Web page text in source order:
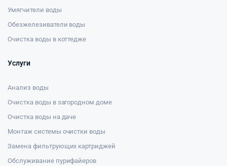
Умягчители воды
Обезжелезиватели воды
Очистка воды в коттедже
Услуги
Анализ воды
Очистка воды в загородном доме
Очистка воды на даче
Монтаж системы очистки воды
Замена фильтрующих картриджей
Обслуживание пурифайеров